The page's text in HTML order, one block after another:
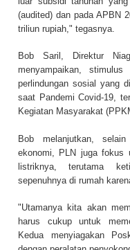
(audited) dan pada APBN
triliun rupiah," tegasnya.
Bob Saril, Direktur
menyampaikan,
perlindungan sosial yang
saat Pandemi Covid-19,
Kegiatan Masyarakat
Bob melanjutkan,
ekonomi, PLN juga fokus
listriknya, terutama
sepenuhnya di rumah
"Utamanya kita akan
harus cukup untuk
Kedua menyiagakan